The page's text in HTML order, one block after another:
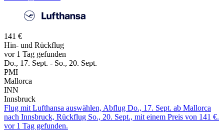
141 €
Hin- und Rückflug
vor 1 Tag gefunden
Do., 17. Sept. - So., 20. Sept.
PMI
Mallorca
INN
Innsbruck
Flug mit Lufthansa auswählen, Abflug Do., 17. Sept. ab Mallorca
nach Innsbruck, Rückflug So., 20. Sept., mit einem Preis von 141 €.
vor 1 Tag gefunden.